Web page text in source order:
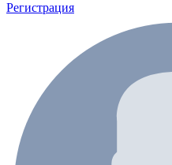
Регистрация